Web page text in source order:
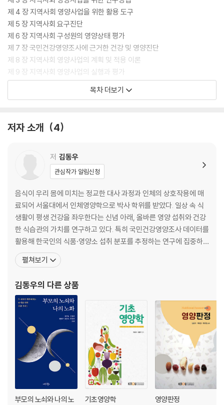
제 4 장 지역사회 영양사업을 위한 활용 도구
제 5 장 지역사회 요구진단
제 6 장 지역사회 구성원의 영양상태 평가
제 7 장 국민건강영양조사에 근거한 건강 및 영양진단
제 8 장 지역사회 영양사업의 계획 및 적용 이론
제 9 장 지역사회 영양사업의 실행과 평가
제 10 장 임신수유부 및 영유아를 위한 영양사업
제 11 장 어린이와 청소년을 위한 영양사업
제 14 장 세계의 영양문제
목차 더보기
저자 소개 4
저 김동우
관심작가 알림신청
음식이 우리 몸에 미치는 정교한 대사 과정과 인체의 상호작용에 매
료되어 서울대에서 인체영양학으로 박사 학위를 받았다. 일상 속 식
생활이 평생 건강을 좌우한다는 신념 아래, 올바른 영양 섭취와 건강
한 식습관의 가치를 연구하고 있다. 특히 국민건강영양조사 데이터를
활용해 한국인의 식품·영양소 섭취 분포를 추정하는 연구에 집중하
며, 가공식품의 위험성을 경고하고저탄소 다이어트의 필요성을 제안
하는 등 지속 가능한 식문화정착에 힘쓰고 있다. 〈식사요법〉, 〈영양교
양학 강의를 통해 미래의 보건·영양 전문가 양성에 앞장서고
펼쳐보기
김동우의 다른 상품
부모의 노쇠와 나의 노
기초영양학 영양판정